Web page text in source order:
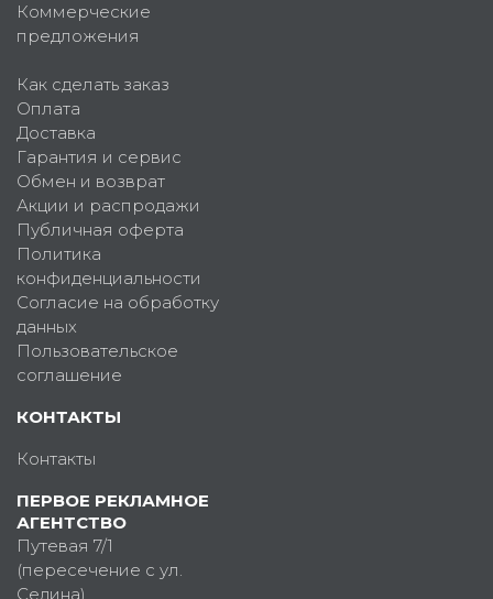
Коммерческие
предложения
Как сделать заказ
Оплата
Доставка
Гарантия и сервис
Обмен и возврат
Акции и распродажи
Публичная оферта
Политика
конфиденциальности
Согласие на обработку
данных
Пользовательское
соглашение
КОНТАКТЫ
Контакты
ПЕРВОЕ РЕКЛАМНОЕ
АГЕНТСТВО
Путевая 7/1
(пересечение с ул.
Седина)